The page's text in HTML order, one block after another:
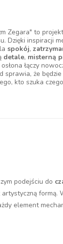
Zegara" to
Dzięki inspiracji
spokój,
detale, misterną
łączy
sprawia, że
kto szuka
podejściu do
artystyczną formą.
element